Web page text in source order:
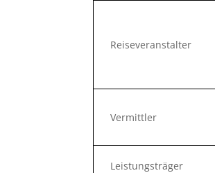
Reiseveranstalter
Vermittler
Leistungsträger